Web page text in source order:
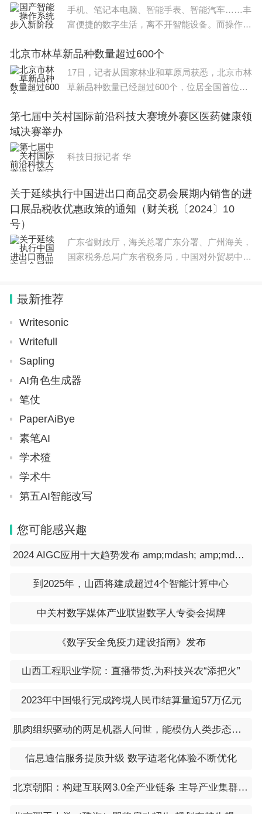
登记制进行
手机、笔记本电脑、智能手表、智能汽车……丰
富便捷的数字生活，离不开智能设备。而操作系
8日，被称为“纯血”鸿蒙的华为鸿蒙星河版面向
开发者开放申请，并宣布将于今年四季度
北京市林草新品种数量超过600个
17日，记者从国家林业和草原局获悉，北京市林
草新品种数量已经超过600个，位居全国首位。
2年底，北京市共有607个林草植物获得国家新
第七届中关村国际前沿科技大赛境外赛区医药健康领
域决赛举办
科技日报记者 华
关于延续执行中国进出口商品交易会展期内销售的进
口展品税收优惠政策的通知（财关税〔2024〕10
号）
广东省财政厅，海关总署广东分署、广州海关，
国家税务总局广东省税务局，中国对外贸易中
最新推荐
Writesonic
Writefull
Sapling
AI角色生成器
笔仗
PaperAiBye
素笔AI
学术猹
学术牛
第五AI智能改写
您可能感兴趣
2024 AIGC应用十大趋势发布 amp;mdash; amp;mdash; 智能化应用将出现爆发式增长
到2025年，山西将建成超过4个智能计算中心
中关村数字媒体产业联盟数字人专委会揭牌
《数字安全免疫力建设指南》发布
山西工程职业学院：直播带货,为科技兴农“添把火”
2023年中国银行完成跨境人民币结算量逾57万亿元
肌肉组织驱动的两足机器人问世，能模仿人类步态行走和急转弯
信息通信服务提质升级 数字适老化体验不断优化
北京朝阳：构建互联网3.0全产业链条 主导产业集群效应初形成